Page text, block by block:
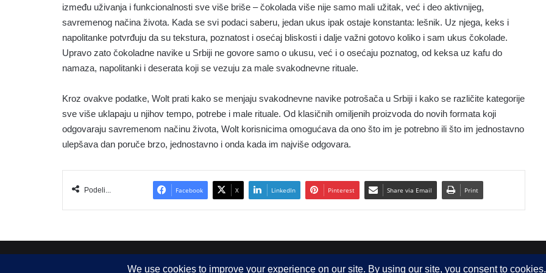
između uživanja i funkcionalnosti sve više briše – čokolada više nije samo mali užitak, već i deo aktivnijeg,
savremenog načina života. Kada se svi podaci saberu, jedan ukus ipak ostaje konstanta: lešnik. Uz njega, keks i
napolitanke potvrđuju da su tekstura, poznatost i osećaj bliskosti i dalje važni gotovo koliko i sam ukus čokolade.
Upravo zato čokoladne navike u Srbiji ne govore samo o ukusu, već i o osećaju poznatog, od keksa uz kafu do
namaza, napolitanki i deserata koji se vezuju za male svakodnevne rituale.
Kroz ovakve podatke, Wolt prati kako se menjaju svakodnevne navike potrošača u Srbiji i kako se različite kategorije
sve više uklapaju u njihov tempo, potrebe i male rituale. Od klasičnih omiljenih proizvoda do novih formata koji
odgovaraju savremenom načinu života, Wolt korisnicima omogućava da ono što im je potrebno ili što im jednostavno
ulepšava dan poruče brzo, jednostavno i onda kada im najviše odgovara.
Podeli... Facebook X LinkedIn Pinterest Share via Email Print